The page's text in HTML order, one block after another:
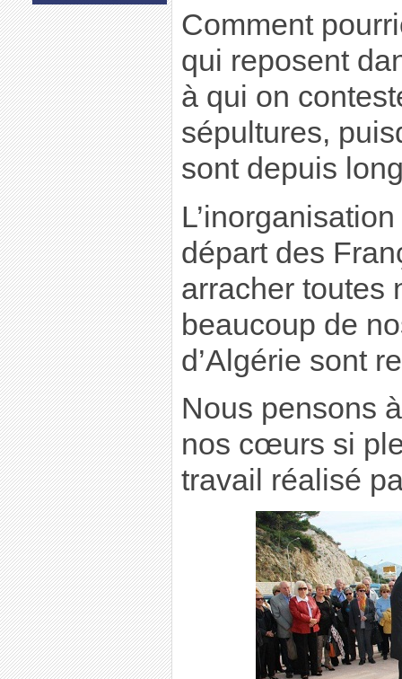
Comment
qui reposent
à qui on
sépultures,
sont depuis
départ des
arracher toutes
beaucoup de
d’Algérie sont
Nous pensons
nos cœurs si
travail réalisé